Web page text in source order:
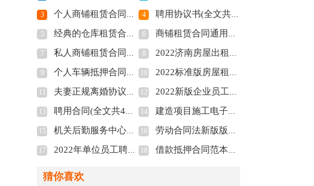
3 个人商铺租赁合同多篇(全文共5848字) 4 聘用协议书(全文共6012字)
5 经典的仓库租赁合同范本多篇(全文共3146字) 6 商铺租赁合同通用版【多篇】(全文共5663字)
7 私人商铺租赁合同标准版(全文共4877字) 8 2022济南房屋出租合同电子版(全文共6127字)
9 个人车辆抵押合同协议多篇(全文共3888字) 10 2022标准版房屋租赁合同多篇(全文共3951字)
夫妻正规离婚协议书2022(全文共3211字) 12 2022新版企业员工劳动合同(全文共6610字)
13 聘用合同(全文共4741字) 14 建造项目施工电子合同2022【多篇】(全文共4158字)
15 机关后勤服务中心关于公务用车管理的调研报告(全文共2845字) 16 劳动合同法新版版本2022(全文共7655字)
17 2022年单位员工聘用合同简易版(全文共3858字) 18 借款抵押合同范本多篇(全文共3192字)
猜你喜欢